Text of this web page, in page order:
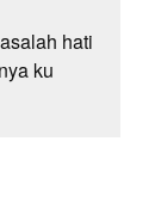
hati
ku